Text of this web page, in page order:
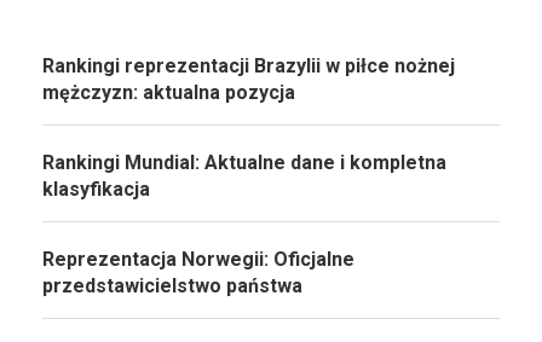
Rankingi reprezentacji Brazylii w piłce nożnej
mężczyzn: aktualna pozycja
Rankingi Mundial: Aktualne dane i kompletna
klasyfikacja
Reprezentacja Norwegii: Oficjalne
przedstawicielstwo państwa